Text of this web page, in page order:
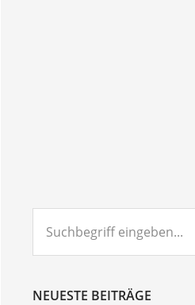
eingeben...
NEUESTE BEITRÄGE